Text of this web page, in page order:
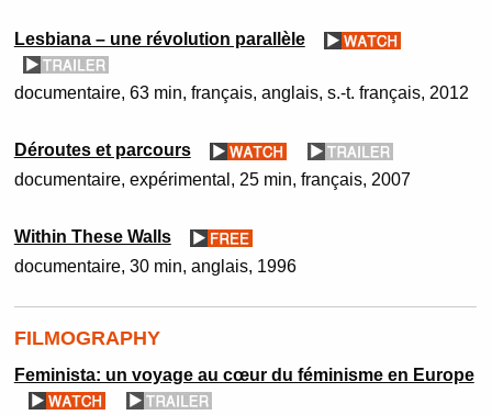
Lesbiana – une révolution parallèle
documentaire 63 min français, anglais, s.-t. français 2012
Déroutes et parcours
documentaire, expérimental
25 min français 2007
Within These Walls
documentaire 30 min anglais 1996
FILMOGRAPHY
Feminista: un voyage au cœur du féminisme en Europe